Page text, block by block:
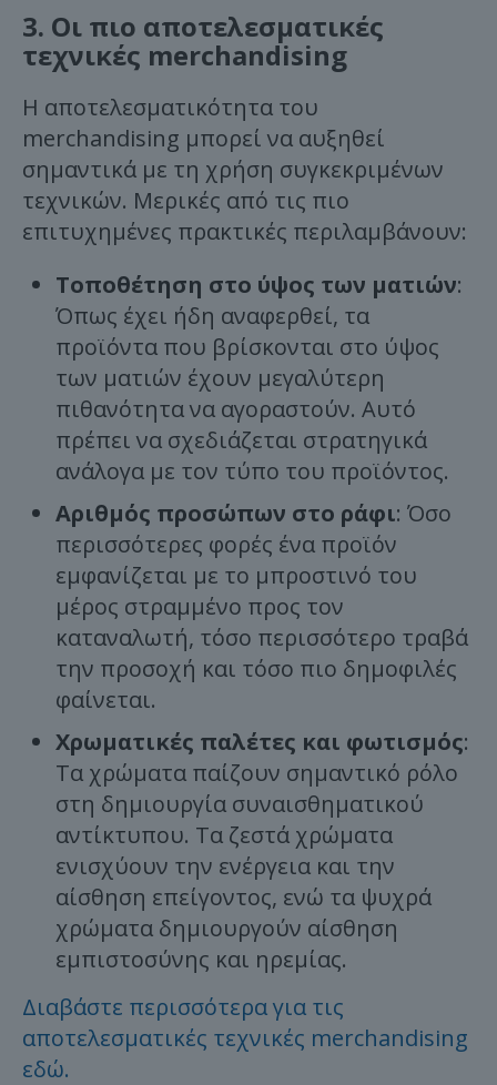
3. Οι πιο αποτελεσματικές
τεχνικές merchandising
Η αποτελεσματικότητα του
merchandising μπορεί να αυξηθεί
σημαντικά με τη χρήση συγκεκριμένων
τεχνικών. Μερικές από τις πιο
επιτυχημένες πρακτικές περιλαμβάνουν:
Τοποθέτηση στο ύψος των ματιών:
Όπως έχει ήδη αναφερθεί, τα
προϊόντα που βρίσκονται στο ύψος
των ματιών έχουν μεγαλύτερη
πιθανότητα να αγοραστούν. Αυτό
πρέπει να σχεδιάζεται στρατηγικά
ανάλογα με τον τύπο του προϊόντος.
Αριθμός προσώπων στο ράφι: Όσο
περισσότερες φορές ένα προϊόν
εμφανίζεται με το μπροστινό του
μέρος στραμμένο προς τον
καταναλωτή, τόσο περισσότερο τραβά
την προσοχή και τόσο πιο δημοφιλές
φαίνεται.
Χρωματικές παλέτες και φωτισμός:
Τα χρώματα παίζουν σημαντικό ρόλο
στη δημιουργία συναισθηματικού
αντίκτυπου. Τα ζεστά χρώματα
ενισχύουν την ενέργεια και την
αίσθηση επείγοντος, ενώ τα ψυχρά
χρώματα δημιουργούν αίσθηση
εμπιστοσύνης και ηρεμίας.
Διαβάστε περισσότερα για τις
αποτελεσματικές τεχνικές merchandising
εδώ.